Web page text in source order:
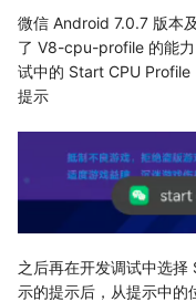
微信 Android 7.0.7 版本
了 V8-cpu-profile 的能力
试中的 Start CPU Profile
提示
之后再在开发调试中选
示的提示后，从提示中